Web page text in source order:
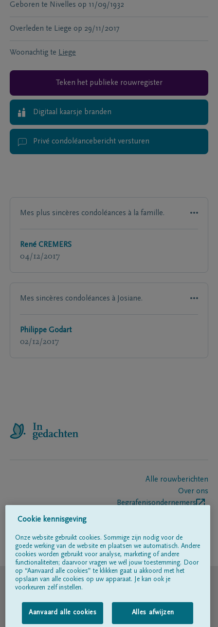
Geboren te Nivelles op 11/09/1932
Overleden te Liege op 29/11/2017
Woonachtig te Liege
Teken het publieke rouwregister
Digitaal kaarsje branden
Privé condoléancebericht versturen
Mes plus sincères condoléances à la famille.
René CREMERS
04/12/2017
Mes sincères condoléances à Josiane.
Philippe Godart
02/12/2017
Alle rouwberichten
Over ons
Begrafenisondernemers
Volg ons op
© DELA
Gebruiksvoorwaarden
Privacyverklaring
Cookie kennisgeving
Onze website gebruikt cookies. Sommige zijn nodig voor de
goede werking van de website en plaatsen we automatisch. Andere
cookies worden gebruikt voor analyse, marketing of andere
functionaliteiten; daarvoor vragen we wél jouw toestemming. Door
op “Aanvaard alle cookies” te klikken gaat u akkoord met het
opslaan van alle cookies op uw apparaat. Je kan ook je
voorkeuren zelf instellen.
Aanvaard alle cookies Alles afwijzen